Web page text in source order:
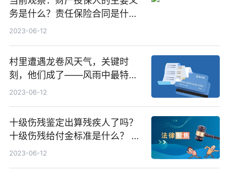
务是什么？责任保险合同是什
么？
2023-06-12
村里遭遇龙卷风天气，关键时
刻，他们成了——风雨中最特别
的风“警”|环球视讯
2023-06-12
十级伤残鉴定出算残疾人了吗？
十级伤残给付金标准是什么？ 每
日视点
2023-06-12